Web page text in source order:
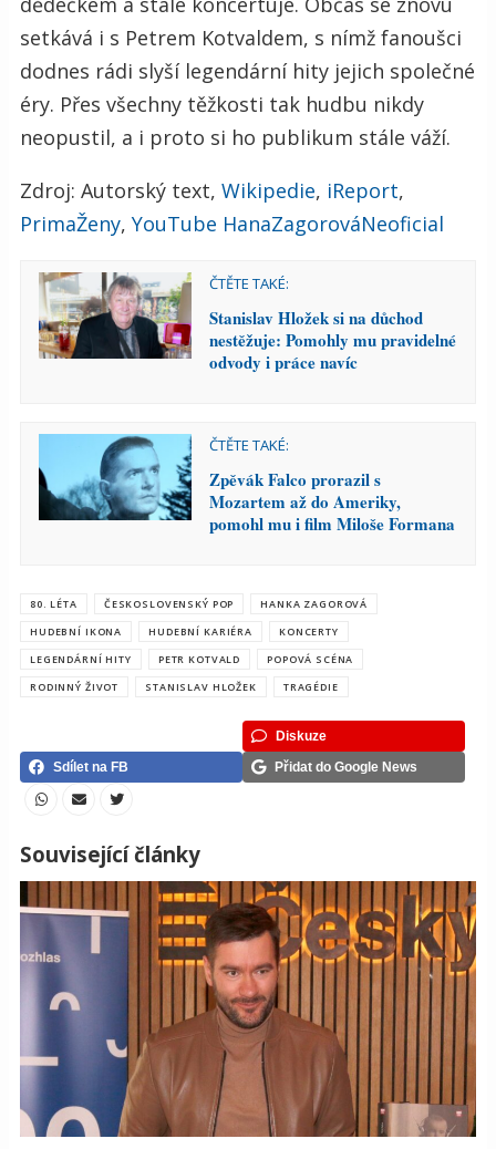
setkává i s Petrem Kotvaldem, s nímž fanoušci
dodnes rádi slyší legendární hity jejich společné
éry. Přes všechny těžkosti tak hudbu nikdy
neopustil, a i proto si ho publikum stále váží.
Zdroj: Autorský text, Wikipedie, iReport,
PrimaŽeny, YouTube HanaZagorováNeoficial
ČTĚTE TAKÉ:
Stanislav Hložek si na důchod
nestěžuje: Pomohly mu pravidelné
odvody i práce navíc
ČTĚTE TAKÉ:
Zpěvák Falco prorazil s
Mozartem až do Ameriky,
pomohl mu i film Miloše Formana
80. LÉTA ČESKOSLOVENSKÝ POP
HANKA ZAGOROVÁ
HUDEBNÍ IKONA
HUDEBNÍ KARIÉRA
KONCERTY
LEGENDÁRNÍ HITY
PETR KOTVALD
POPOVÁ SCÉNA
RODINNÝ ŽIVOT
STANISLAV HLOŽEK TRAGÉDIE
Diskuze
Sdílet na FB
Přidat do Google News
Související články